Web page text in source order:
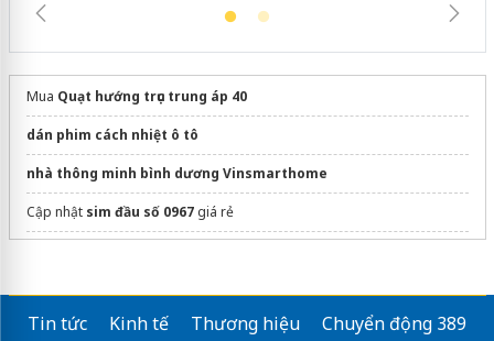
Mua Quạt hướng trục trung áp 40
dán phim cách nhiệt ô tô
nhà thông minh bình dương Vinsmarthome
Cập nhật sim đầu số 0967giá rẻ
Tin tức Kinh tế Thương hiệu
Chuyển động 389